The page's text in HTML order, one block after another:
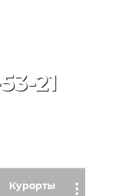
21
…
Курорты